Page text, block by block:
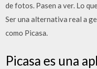
de fotos. Pasen a ver. Lo
Ser una alternativa real a
como Picasa.
Picasa es una